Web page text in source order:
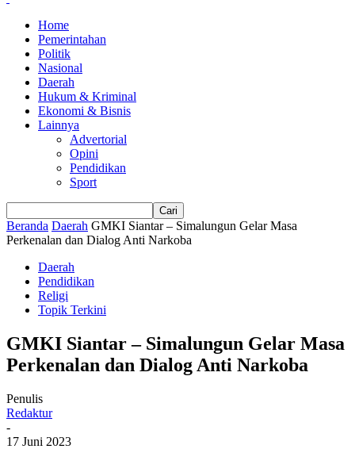
Home
Pemerintahan
Politik
Nasional
Daerah
Hukum & Kriminal
Ekonomi & Bisnis
Lainnya
Advertorial
Opini
Pendidikan
Sport
Beranda Daerah GMKI Siantar – Simalungun Gelar Masa
Perkenalan dan Dialog Anti Narkoba
Daerah
Pendidikan
Religi
Topik Terkini
GMKI Siantar – Simalungun Gelar Masa
Perkenalan dan Dialog Anti Narkoba
Penulis
Redaktur
-
17 Juni 2023